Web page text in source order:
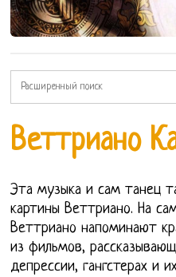
Веттриано
Эта музыка и сам танец
картины Веттриано. На
Веттриано напоминают
из фильмов,
депрессии, гангстерах и